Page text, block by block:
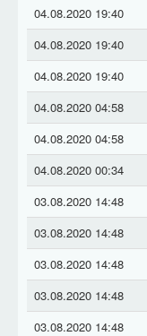
04.08.2020 19:40
04.08.2020 19:40
04.08.2020 19:40
04.08.2020 04:58
04.08.2020 04:58
04.08.2020 00:34
03.08.2020 14:48
03.08.2020 14:48
03.08.2020 14:48
03.08.2020 14:48
03.08.2020 14:48